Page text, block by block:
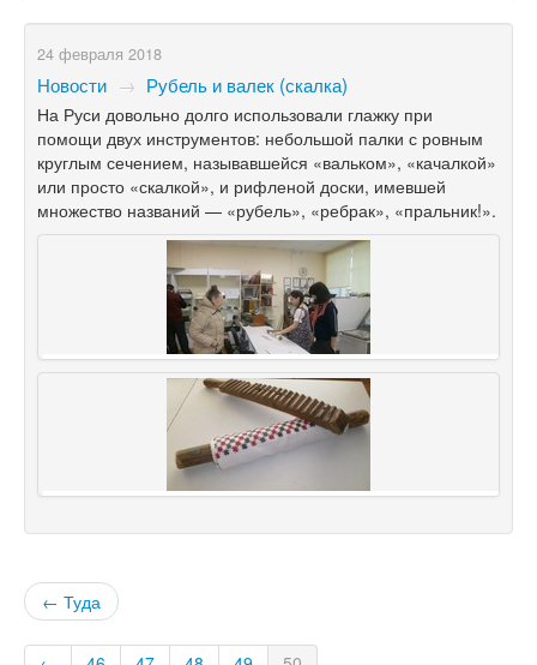
24 февраля 2018
Новости → Рубель и валек (скалка)
На Руси довольно долго использовали глажку при
помощи двух инструментов: небольшой палки с ровным
круглым сечением, называвшейся «вальком», «качалкой»
или просто «скалкой», и рифленой доски, имевшей
множество названий — «рубель», «ребрак», «пральник!».
← Туда